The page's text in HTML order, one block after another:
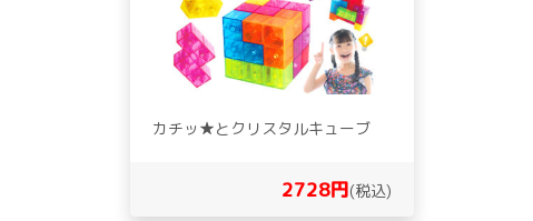
カチッ★とクリスタルキューブ
2728円(税込)